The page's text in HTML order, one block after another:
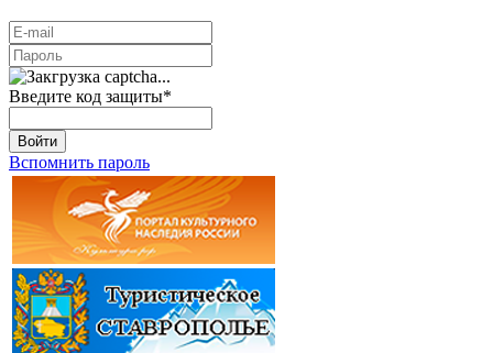
Введите код защиты*
Войти
Вспомнить пароль